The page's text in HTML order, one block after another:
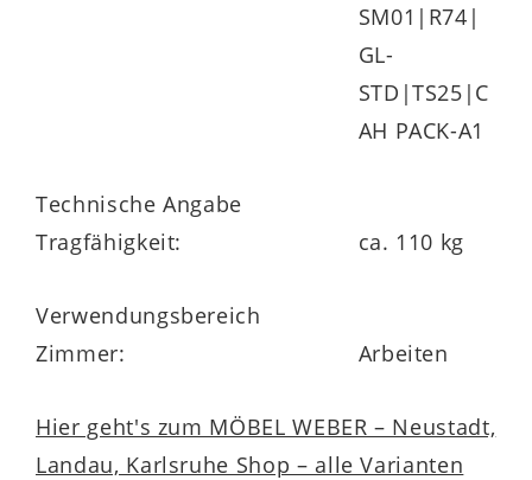
SM01|R74|
GL-
STD|TS25|C
AH PACK-A1
Technische Angabe
Tragfähigkeit:
ca. 110 kg
Verwendungsbereich
Zimmer:
Arbeiten
Hier geht's zum MÖBEL WEBER – Neustadt,
Landau, Karlsruhe Shop – alle Varianten